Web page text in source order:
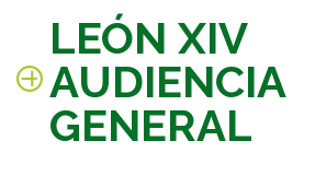
LEÓN XIV
AUDIENCIA
GENERAL